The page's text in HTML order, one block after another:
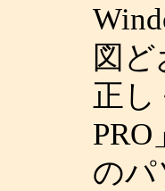
図
正
のパ